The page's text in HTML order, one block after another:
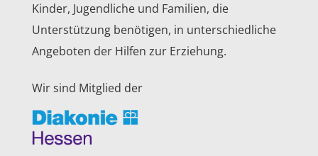
Kinder, Jugendliche und Familien, die
Unterstützung benötigen, in unterschiedliche
Angeboten der Hilfen zur Erziehung.
Wir sind Mitglied der